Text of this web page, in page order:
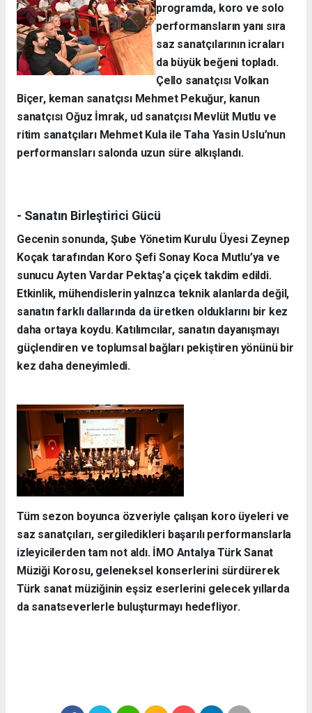
programda, koro ve solo
performansların yanı sıra
saz sanatçılarının icraları
da büyük beğeni topladı.
Çello sanatçısı Volkan
Biçer, keman sanatçısı Mehmet Pekuğur, kanun
sanatçısı Oğuz İmrak, ud sanatçısı Mevlüt Mutlu ve
ritim sanatçıları Mehmet Kula ile Taha Yasin Uslu’nun
performansları salonda uzun süre alkışlandı.
- Sanatın Birleştirici Gücü
Gecenin sonunda, Şube Yönetim Kurulu Üyesi Zeynep
Koçak tarafından Koro Şefi Sonay Koca Mutlu’ya ve
sunucu Ayten Vardar Pektaş’a çiçek takdim edildi.
Etkinlik, mühendislerin yalnızca teknik alanlarda değil,
sanatın farklı dallarında da üretken olduklarını bir kez
daha ortaya koydu. Katılımcılar, sanatın dayanışmayı
güçlendiren ve toplumsal bağları pekiştiren yönünü bir
kez daha deneyimledi.
Tüm sezon boyunca özveriyle çalışan koro üyeleri ve
saz sanatçıları, sergiledikleri başarılı performanslarla
izleyicilerden tam not aldı. İMO Antalya Türk Sanat
Müziği Korosu, geleneksel konserlerini sürdürerek
Türk sanat müziğinin eşsiz eserlerini gelecek yıllarda
da sanatseverlerle buluşturmayı hedefliyor.